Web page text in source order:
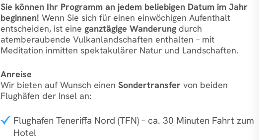
Sie können Ihr Programm an jedem beliebigen Datum im Jahr
beginnen! Wenn Sie sich für einen einwöchigen Aufenthalt
entscheiden, ist eine ganztägige Wanderung durch
atemberaubende Vulkanlandschaften enthalten – mit
Meditation inmitten spektakulärer Natur und Landschaften.
Anreise
Wir bieten auf Wunsch einen Sondertransfer von beiden
Flughäfen der Insel an:
Flughafen Teneriffa Nord (TFN) – ca. 30 Minuten Fahrt zum
Hotel